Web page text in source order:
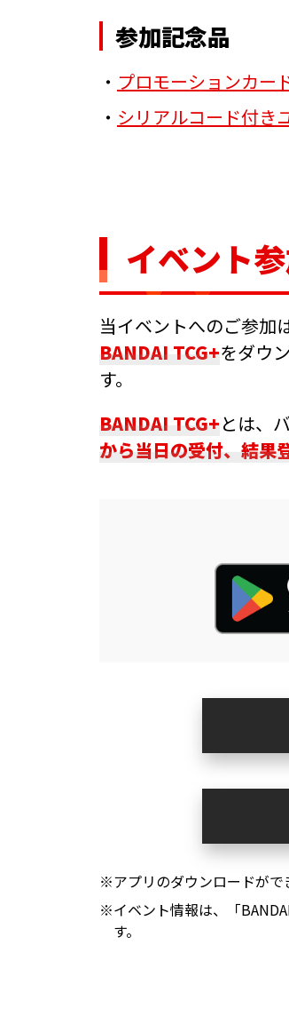
参加記念品
・ プロモーションカー
・ シリアルコード付き
イベント
当イベントへのご参加は
BANDAI TCG+をダウ
す。
BANDAI TCG+とは、
から当日の受付、結果
※アプリのダウンロードがで
※イベント情報は、「
す。